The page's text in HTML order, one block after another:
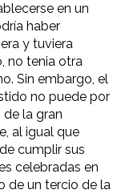
en un
haber
y tuviera
no tenia otra
Sin embargo, el
no puede por
de la gran
al igual que
cumplir sus
celebradas en
de un tercio de la